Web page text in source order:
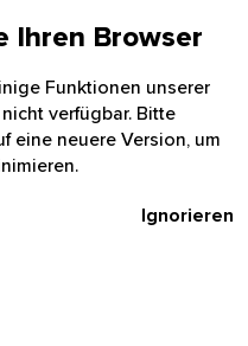
Ihren Browser
Funktionen unserer
verfügbar. Bitte
eine neuere Version, um
Ignorieren